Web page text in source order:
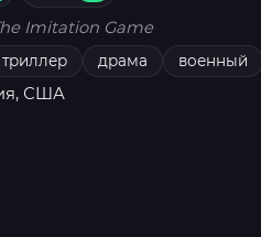
Imitation Game
триллер драма военный
США